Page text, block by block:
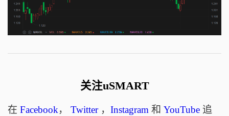
关注uSMART
在 Facebook， Twitter， Instagram 和 YouTube追